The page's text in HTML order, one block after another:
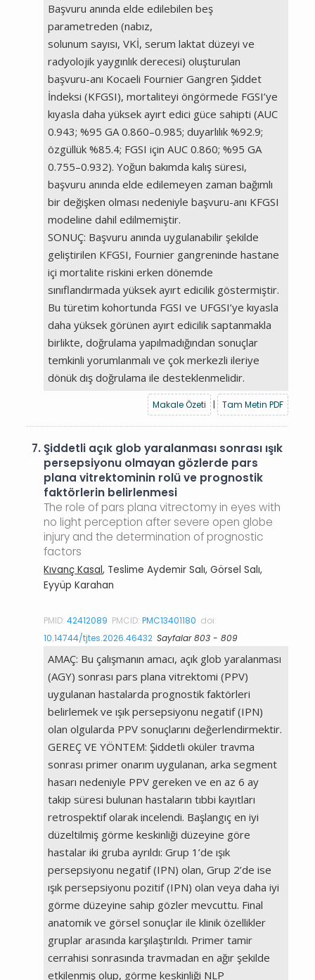
Başvuru anında elde edilebilen beş
parametreden (nabız,
solunum sayısı, VKİ, serum laktat düzeyi ve
radyolojik yaygınlık derecesi) oluşturulan
başvuru-anı Kocaeli Fournier Gangren Şiddet
İndeksi (KFGSI), mortaliteyi öngörmede FGSI’ye
kıyasla daha yüksek ayırt edici güce sahipti (AUC
0.943; %95 GA 0.860–0.985; duyarlılık %92.9;
özgüllük %85.4; FGSI için AUC 0.860; %95 GA
0.755–0.932). Yoğun bakımda kalış süresi,
başvuru anında elde edilemeyen zaman bağımlı
bir değişken olması nedeniyle başvuru-anı KFGSI
modeline dahil edilmemiştir.
SONUÇ: Başvuru anında uygulanabilir şekilde
geliştirilen KFGSI, Fournier gangreninde hastane
içi mortalite riskini erken dönemde
sınıflandırmada yüksek ayırt edicilik göstermiştir.
Bu türetim kohortunda FGSI ve UFGSI’ye kıyasla
daha yüksek görünen ayırt edicilik saptanmakla
birlikte, doğrulama yapılmadığından sonuçlar
temkinli yorumlanmalı ve çok merkezli ileriye
dönük dış doğrulama ile desteklenmelidir.
Makale Özeti | Tam Metin PDF
7.Şiddetli açık glob yaralanması sonrası ışık
persepsiyonu olmayan gözlerde pars
plana vitrektominin rolü ve prognostik
faktörlerin belirlenmesi
The role of pars plana vitrectomy in eyes with
no light perception after severe open globe
injury and the determination of prognostic
factors
Kıvanç Kasal, Teslime Aydemir Salı, Görsel Salı,
Eyyüp Karahan
PMID:42412089 PMCID:PMC13401180 doi:
10.14744/tjtes.2026.46432 Sayfalar 803 - 809
AMAÇ: Bu çalışmanın amacı, açık glob yaralanması
(AGY) sonrası pars plana vitrektomi (PPV)
uygulanan hastalarda prognostik faktörleri
belirlemek ve ışık persepsiyonu negatif (IPN)
olan olgularda PPV sonuçlarını değerlendirmektir.
GEREÇ VE YÖNTEM: Şiddetli oküler travma
sonrası primer onarım uygulanan, arka segment
hasarı nedeniyle PPV gereken ve en az 6 ay
takip süresi bulunan hastaların tıbbi kayıtları
retrospektif olarak incelendi. Başlangıç en iyi
düzeltilmiş görme keskinliği düzeyine göre
hastalar iki gruba ayrıldı: Grup 1’de ışık
persepsiyonu negatif (IPN) olan, Grup 2’de ise
ışık persepsiyonu pozitif (IPN) olan veya daha iyi
görme düzeyine sahip gözler mevcuttu. Final
anatomik ve görsel sonuçlar ile klinik özellikler
gruplar arasında karşılaştırıldı. Primer tamir
cerrahisi sonrasında travmadan en ağır şekilde
etkilenmiş olup, görme keskinliği NLP